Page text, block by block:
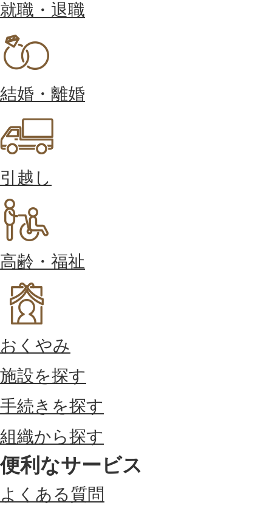
就職・退職
結婚・離婚
引越し
高齢・福祉
おくやみ
施設を探す
手続きを探す
組織から探す
便利なサービス
よくある質問